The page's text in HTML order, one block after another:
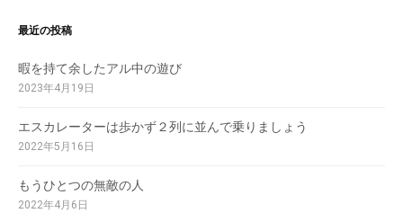
最近の投稿
暇を持て余したアル中の遊び
2023年4月19日
エスカレーターは歩かず２列に並んで乗りましょう
2022年5月16日
もうひとつの無敵の人
2022年4月6日